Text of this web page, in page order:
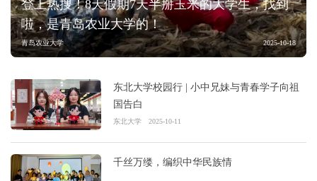
登上热搜！8天假期7天半掰玉米的大学生，找到
啦，是青岛农业大学的！
青岛农业大学 2025-10-18
东北大学校园行 | 小中兄妹与青春学子向祖
国告白
东北大学 2025-10-11
千丝万缕，编织中华民族情